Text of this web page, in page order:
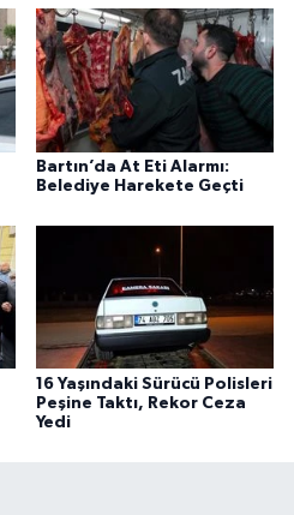
Bartın’da At Eti Alarmı:
Belediye Harekete Geçti
16 Yaşındaki Sürücü Polisleri
Peşine Taktı, Rekor Ceza
Yedi